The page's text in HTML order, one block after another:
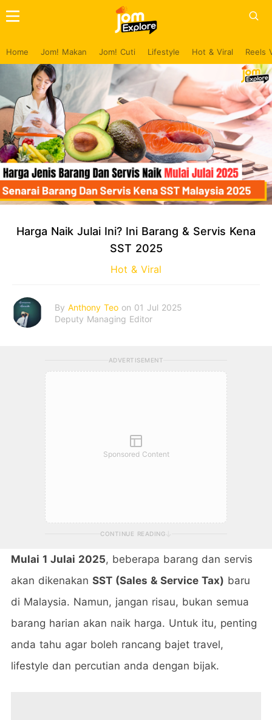
Home Jom! Makan Jom! Cuti Lifestyle Hot & Viral Reels
Harga Naik Julai Ini? Ini Barang & Servis Kena
SST 2025
Hot & Viral
By Anthony Teo on 01 Jul 2025
Deputy Managing Editor
ADVERTISEMENT
Sponsored Content
CONTINUE READING
Mulai 1 Julai 2025, beberapa barang dan servis
akan dikenakan SST (Sales & Service Tax) baru
di Malaysia. Namun, jangan risau, bukan semua
barang harian akan naik harga. Untuk itu, penting
anda tahu agar boleh rancang bajet travel,
lifestyle dan percutian anda dengan bijak.